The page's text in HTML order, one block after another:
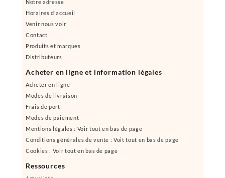
Notre adresse
Horaires d'accueil
Venir nous voir
Contact
Produits et marques
Distributeurs
Acheter en ligne et information légales
Acheter en ligne
Modes de livraison
Frais de port
Modes de paiement
Mentions légales : Voir tout en bas de page
Conditions générales de vente : Voit tout en bas de page
Cookies : Voir tout en bas de page
Ressources